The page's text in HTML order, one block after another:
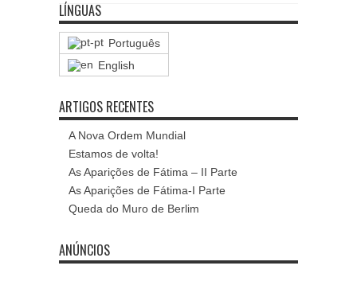
LÍNGUAS
Português
English
ARTIGOS RECENTES
A Nova Ordem Mundial
Estamos de volta!
As Aparições de Fátima – II Parte
As Aparições de Fátima-I Parte
Queda do Muro de Berlim
ANÚNCIOS